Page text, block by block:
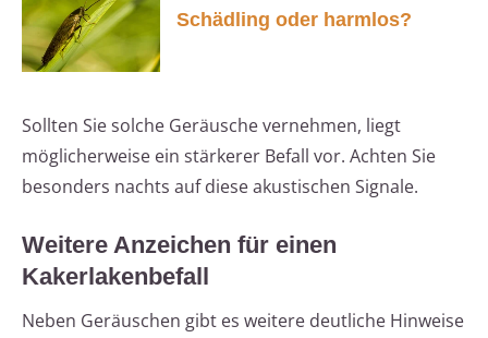
Schädling oder harmlos?
Sollten Sie solche Geräusche vernehmen, liegt
möglicherweise ein stärkerer Befall vor. Achten Sie
besonders nachts auf diese akustischen Signale.
Weitere Anzeichen für einen
Kakerlakenbefall
Neben Geräuschen gibt es weitere deutliche Hinweise